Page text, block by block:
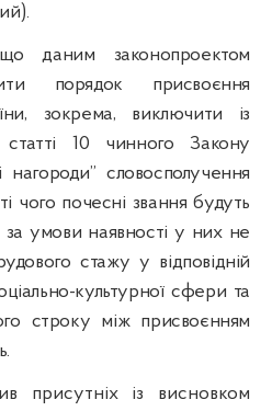
даним законопроектом
порядок присвоєння
зокрема, виключити із
статті 10 чинного Закону
нагороди” словосполучення
чого почесні звання будуть
умови наявності у них не
стажу у відповідній
культурної сфери та
строку між присвоєнням
.
присутніх із висновком